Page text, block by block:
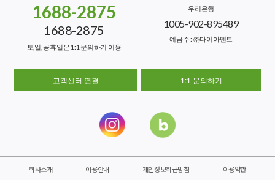
1688-2875
1688-2875
토,일, 공휴일은 1:1 문의하기 이용
우리은행
1005-902-895489
예금주 : ㈜다이아덴트
고객센터 연결 1:1 문의하기
회사소개 이용안내 개인정보취급방침 이용약관